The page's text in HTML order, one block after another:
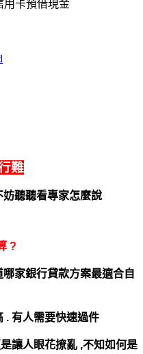
用卡預借現金
難
妨聽聽看專家怎麼說
?
家銀行貸款方案最適合自
. 有人需要快速過件
讓人眼花撩亂 ,不知如何是